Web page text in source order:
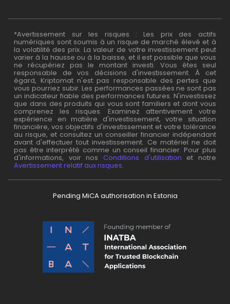
*Avertissement sur les risques : Les prix des actifs
numériques sont soumis à un risque de marché élevé et à
la volatilité des prix. La valeur de votre investissement peut
varier à la hausse ou à la baisse, et il est possible que vous
ne récupériez pas le montant investi. Vous êtes seul
responsable de vos décisions d'investissement. À cet
égard, Kriptomat n'est pas responsable des pertes que
vous pourriez subir. Les performances passées ne sont pas
un indicateur fiable des performances futures. N'investissez
que dans des produits qui vous sont familiers et dont vous
comprenez les risques. Examinez attentivement votre
expérience en matière d'investissement, votre situation
financière, vos objectifs d'investissement et votre tolérance
au risque, et consultez un conseiller financier indépendant
avant d'effectuer tout investissement. Ce matériel ne doit
pas être interprété comme un conseil financier. Pour plus
d'informations, voir nos Conditions d'utilisation et notre
Avertissement relatif aux risques.
Pending MiCA authorisation in Estonia